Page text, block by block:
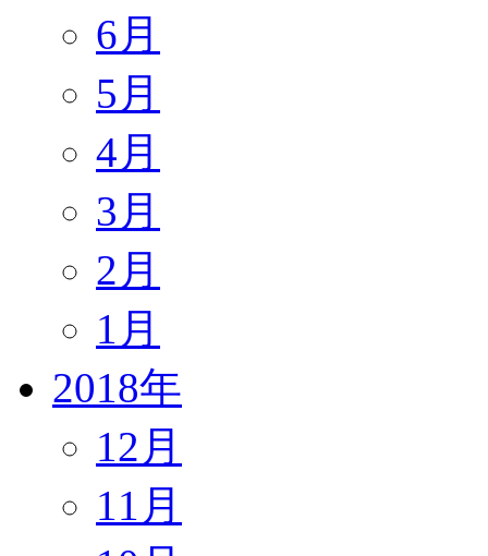
6月
5月
4月
3月
2月
1月
2018年
12月
11月